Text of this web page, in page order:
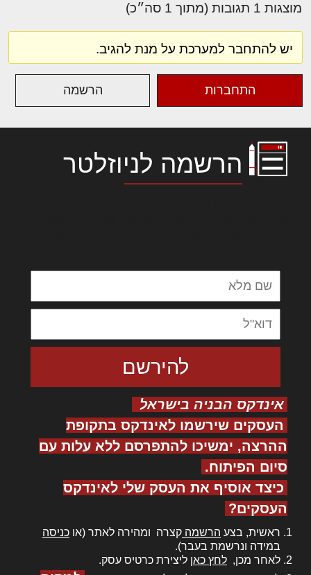
מוצגות 1 תגובות (מתוך 1 סה״כ)
יש להתחבר למערכת על מנת להגיב.
התחברות הרשמה
הרשמה לניוזלטר
אינדקס הבניה בישראל
העסקים שירשמו לאינדקס בתקופת
ההרצה, ימשיכו להתפרסם ללא עלות עם
סיום הפיתוח.
כיצד אוסיף את העסק שלי לאינדקס
העסקים?
ראשית, בצע הרשמה קצרה ומהירה לאתר (או כניסה
במידה ונרשמת בעבר).
לאחר מכן, לחץ כאן ליצירת כרטיס עסק.